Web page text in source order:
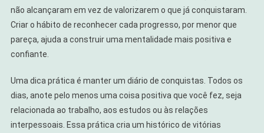
não alcançaram em vez de valorizarem o que já conquistaram.
Criar o hábito de reconhecer cada progresso, por menor que
pareça, ajuda a construir uma mentalidade mais positiva e
confiante.
Uma dica prática é manter um diário de conquistas. Todos os
dias, anote pelo menos uma coisa positiva que você fez, seja
relacionada ao trabalho, aos estudos ou às relações
interpessoais. Essa prática cria um histórico de vitórias